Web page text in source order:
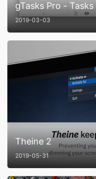
gTasks Pro -
2019-03-03
Theine 2
2019-05-31